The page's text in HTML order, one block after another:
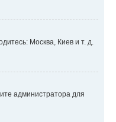
Москва, Киев и т. д.
администратора для